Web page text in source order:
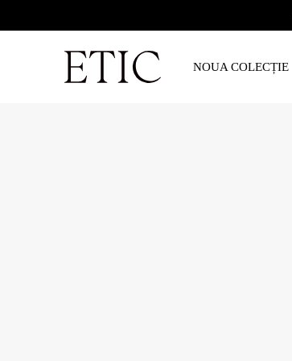
NOUA COLECȚIE